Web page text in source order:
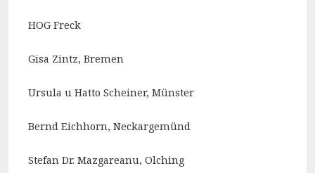
HOG Freck
Gisa Zintz, Bremen
Ursula u Hatto Scheiner, Münster
Bernd Eichhorn, Neckargemünd
Stefan Dr. Mazgareanu, Olching